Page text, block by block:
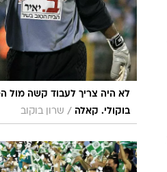
לא היה צריך לעבוד קשה מול
בוקולי. קאלה / שרון בוקוב